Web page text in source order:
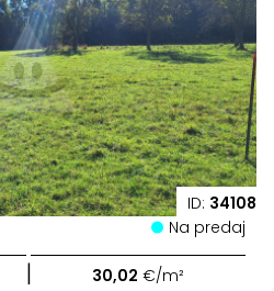
ID: 34108
Na predaj
| 30,02 €/m²